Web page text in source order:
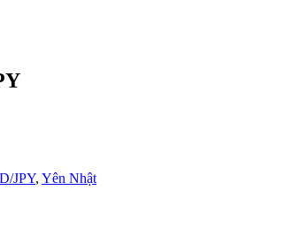
JPY, Yên Nhật